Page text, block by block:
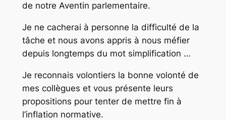
de notre Aventin parlementaire.
Je ne cacherai à personne la difficulté de la
tâche et nous avons appris à nous méfier
depuis longtemps du mot simplification …
Je reconnais volontiers la bonne volonté de
mes collègues et vous présente leurs
propositions pour tenter de mettre fin à
l’inflation normative.